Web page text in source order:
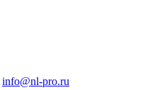
info@nl-pro.ru